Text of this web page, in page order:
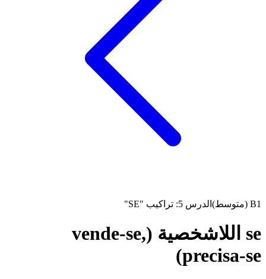
B1 (متوسط) الدرس 5: تراكيب "SE"
se اللاشخصية (vende-se,
precisa-se)